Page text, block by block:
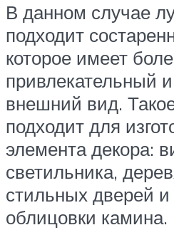
В данном случае
подходит
которое имеет
привлекательный
внешний вид.
подходит для
элемента декора:
светильника,
стильных дверей
облицовки камина.